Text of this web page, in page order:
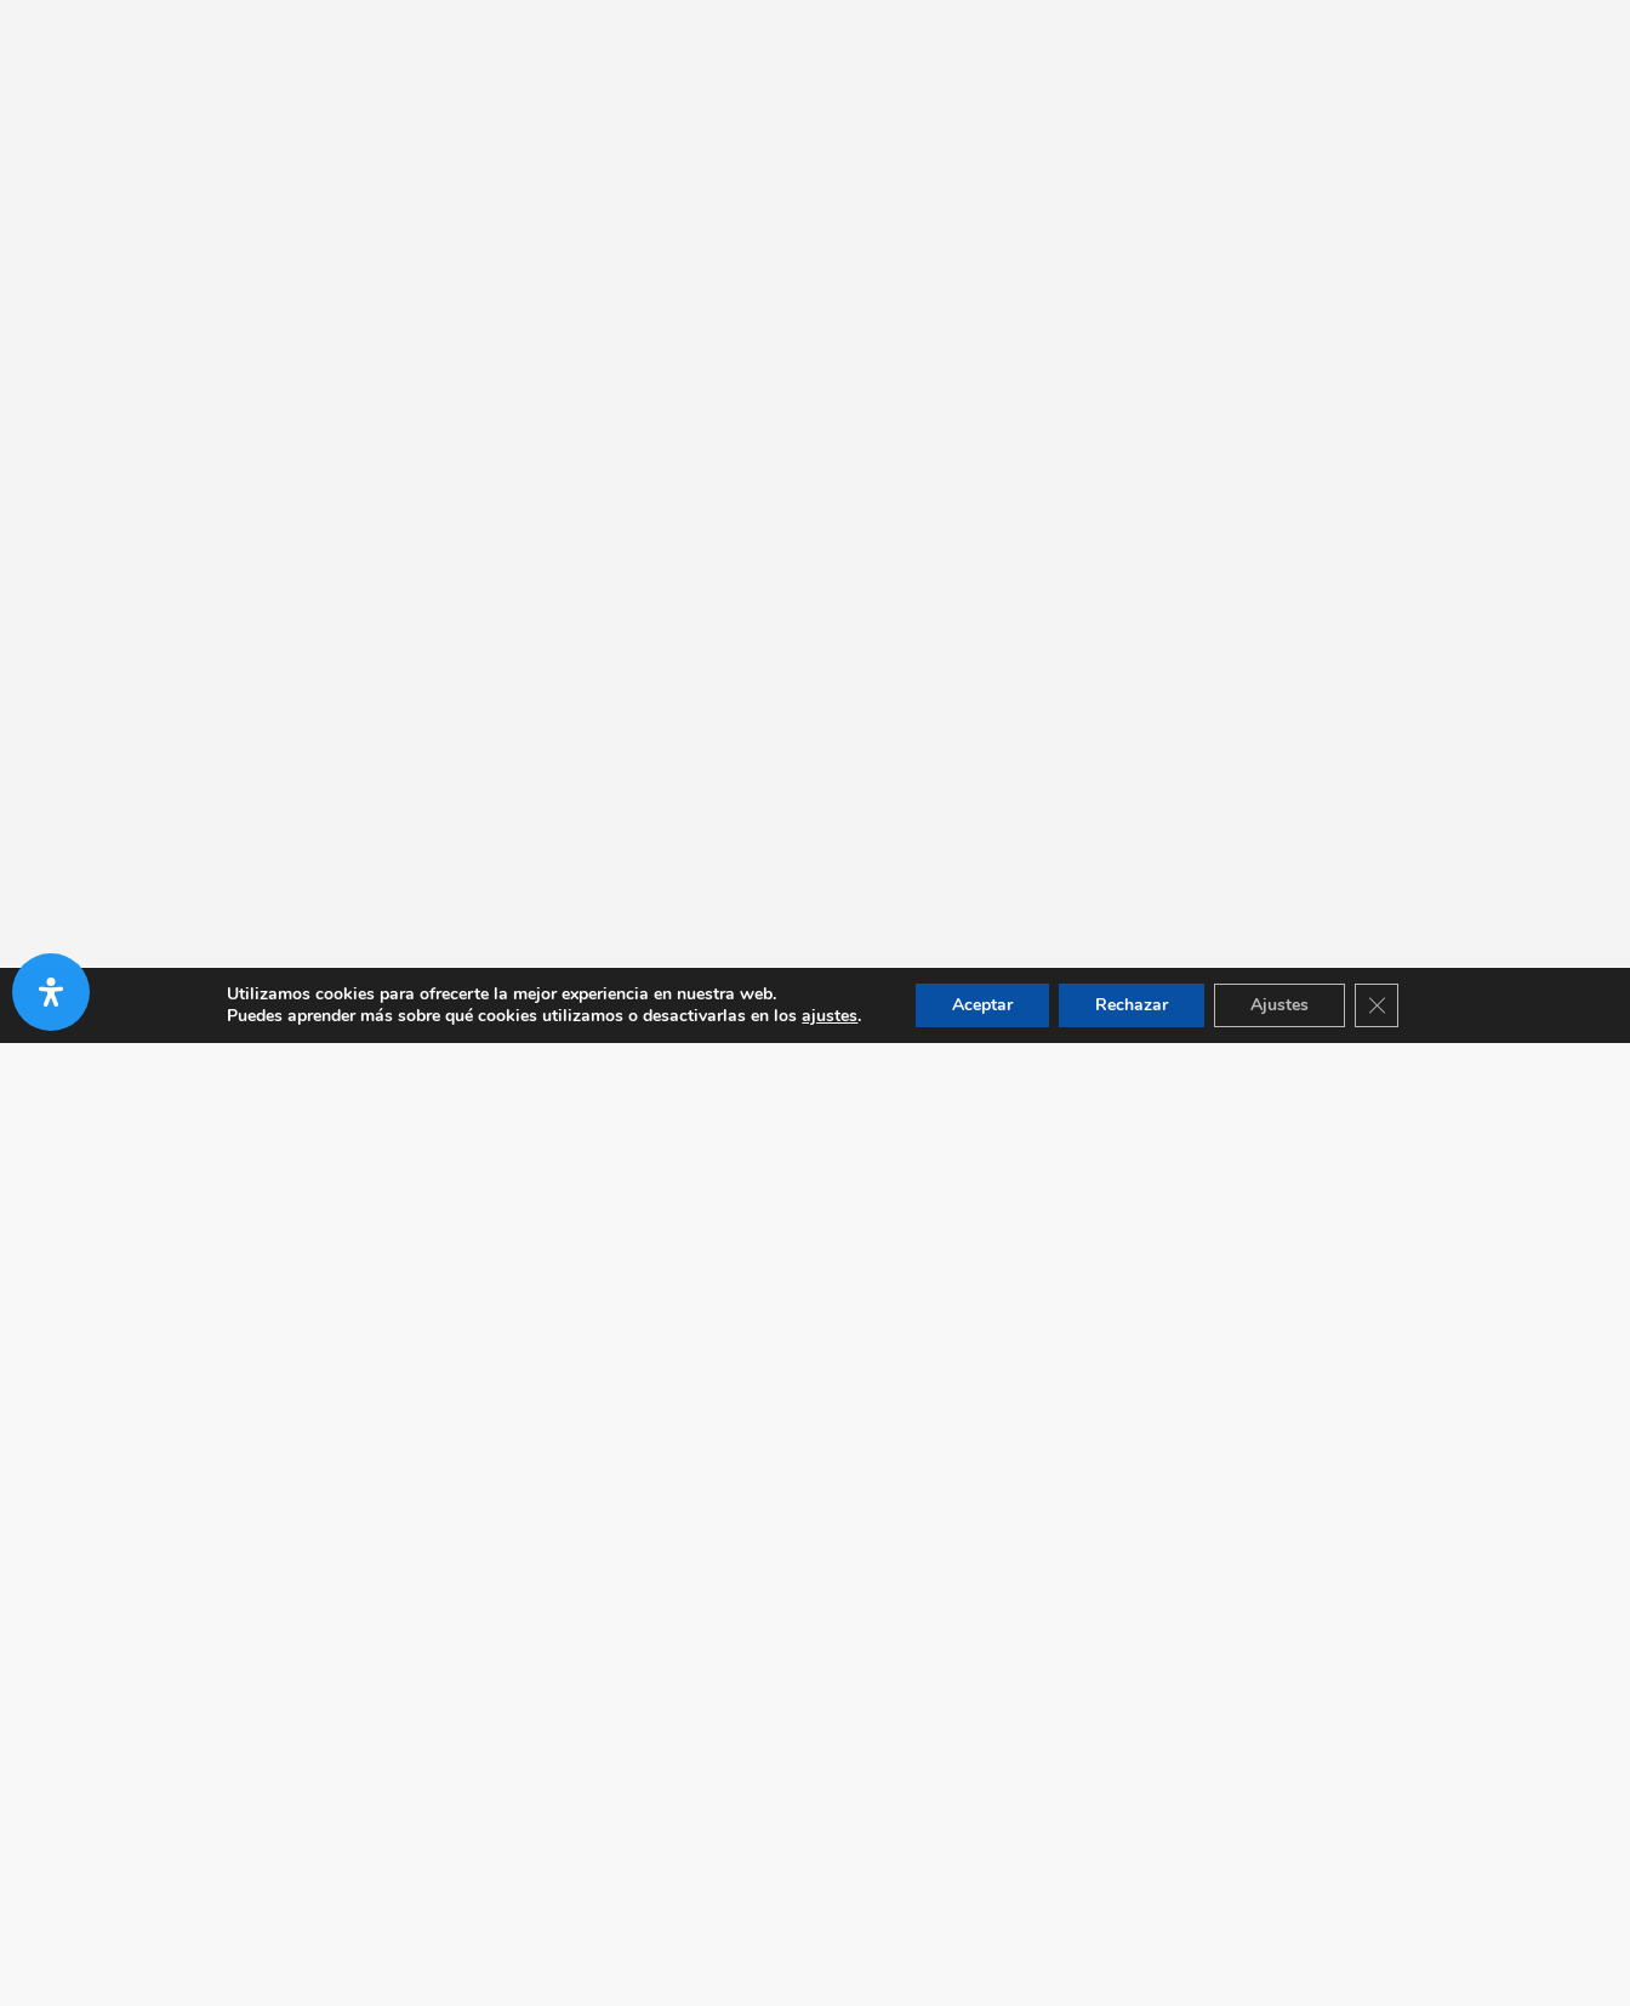
Utilizamos cookies para ofrecerte la mejor experiencia en nuestra web.
Puedes aprender más sobre qué cookies utilizamos o desactivarlas en losajustes. Aceptar Rechazar Ajustes Cerrar el banner de cookies RGPD